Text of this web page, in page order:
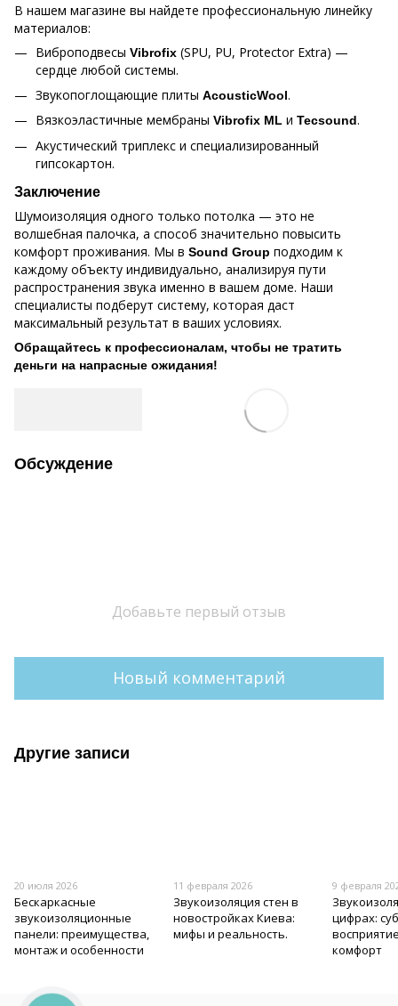
В нашем магазине вы найдете профессиональную линейку
материалов:
Виброподвесы Vibrofix (SPU, PU, Protector Extra) —
сердце любой системы.
Звукопоглощающие плиты AcousticWool.
Вязкоэластичные мембраны Vibrofix ML и Tecsound.
Акустический триплекс и специализированный
гипсокартон.
Заключение
Шумоизоляция одного только потолка — это не
волшебная палочка, а способ значительно повысить
комфорт проживания. Мы в Sound Group подходим к
каждому объекту индивидуально, анализируя пути
распространения звука именно в вашем доме. Наши
специалисты подберут систему, которая даст
максимальный результат в ваших условиях.
Обращайтесь к профессионалам, чтобы не тратить
деньги на напрасные ожидания!
Обсуждение
Добавьте первый отзыв
Новый комментарий
Другие записи
20 июля 2026
Бескаркасные
звукоизоляционные
панели: преимущества,
монтаж и особенности
11 февраля 2026
Звукоизоляция стен в
новостройках Киева:
мифы и реальность.
9 февраля
цифрах:
комфорт